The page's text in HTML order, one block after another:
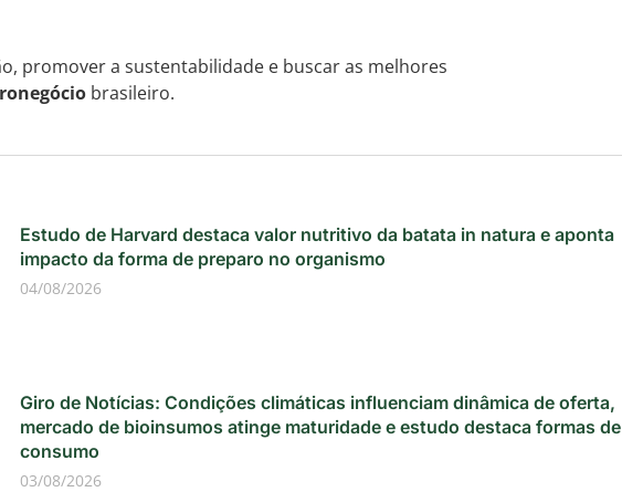
promover a sustentabilidade e buscar as melhores
brasileiro.
Estudo de Harvard destaca valor nutritivo da batata in natura e aponta
impacto da forma de preparo no organismo
04/08/2026
Giro de Notícias: Condições climáticas influenciam dinâmica de oferta,
mercado de bioinsumos atinge maturidade e estudo destaca formas de
consumo
03/08/2026